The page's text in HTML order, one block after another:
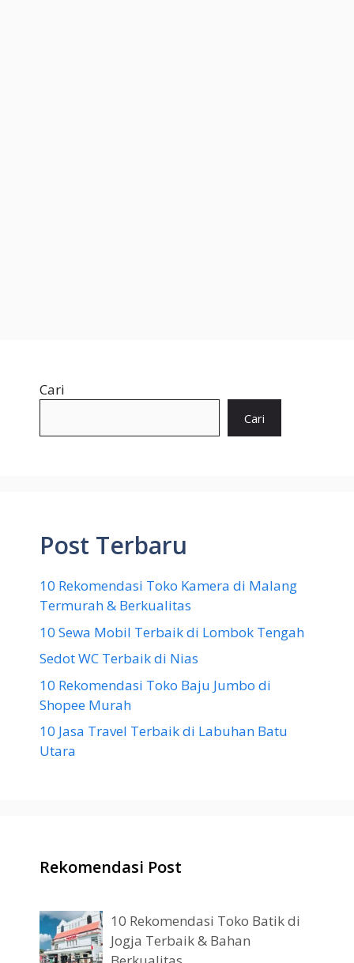
Cari
Cari
Post Terbaru
10 Rekomendasi Toko Kamera di Malang
Termurah & Berkualitas
10 Sewa Mobil Terbaik di Lombok Tengah
Sedot WC Terbaik di Nias
10 Rekomendasi Toko Baju Jumbo di
Shopee Murah
10 Jasa Travel Terbaik di Labuhan Batu
Utara
Rekomendasi Post
10 Rekomendasi Toko Batik di
Jogja Terbaik & Bahan